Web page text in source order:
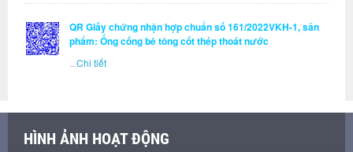
QR Giấy chứng nhận hợp chuẩn số 161/2022VKH-1, sản
phẩm: Ống cống bê tông cốt thép thoát nước
Chi tiết
HÌNH ẢNH HOẠT ĐỘNG